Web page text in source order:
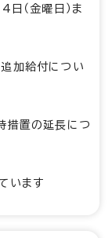
（金曜日）ま
加給付につい
措置の延長につ
います